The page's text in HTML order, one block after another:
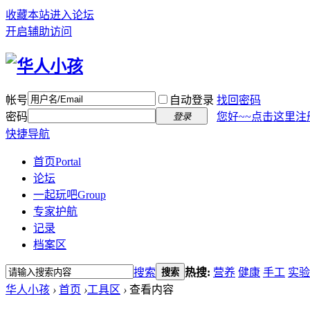
收藏本站进入论坛
开启辅助访问
帐号 自动登录 找回密码
密码
登录
您好~~点击这里注
快捷导航
首页Portal
论坛
一起玩吧Group
专家护航
记录
档案区
搜索 搜索 热搜: 营养 健康 手工 实验
华人小孩 › 首页 ›工具区 › 查看内容